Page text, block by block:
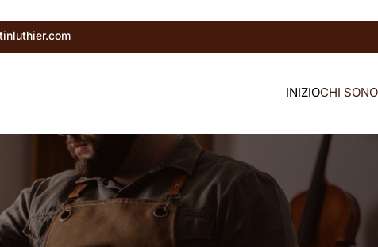
INIZIOCHI SONO